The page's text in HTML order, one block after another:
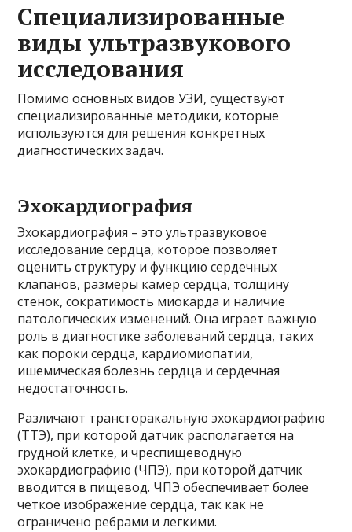
Специализированные
виды ультразвукового
исследования
Помимо основных видов УЗИ, существуют
специализированные методики, которые
используются для решения конкретных
диагностических задач.
Эхокардиография
Эхокардиография – это ультразвуковое
исследование сердца, которое позволяет
оценить структуру и функцию сердечных
клапанов, размеры камер сердца, толщину
стенок, сократимость миокарда и наличие
патологических изменений. Она играет важную
роль в диагностике заболеваний сердца, таких
как пороки сердца, кардиомиопатии,
ишемическая болезнь сердца и сердечная
недостаточность.
Различают трансторакальную эхокардиографию
(ТТЭ), при которой датчик располагается на
грудной клетке, и чреспищеводную
эхокардиографию (ЧПЭ), при которой датчик
вводится в пищевод. ЧПЭ обеспечивает более
четкое изображение сердца, так как не
ограничено ребрами и легкими.